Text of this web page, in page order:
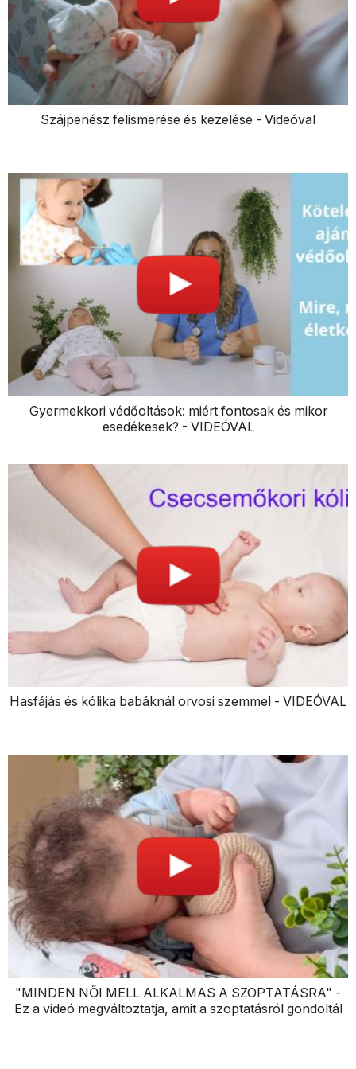
Szájpenész felismerése és kezelése - Videóval
Gyermekkori védőoltások: miért fontosak és mikor
esedékesek? - VIDEÓVAL
Hasfájás és kólika babáknál orvosi szemmel - VIDEÓVAL
"MINDEN NŐI MELL ALKALMAS A SZOPTATÁSRA" -
Ez a videó megváltoztatja, amit a szoptatásról gondoltál